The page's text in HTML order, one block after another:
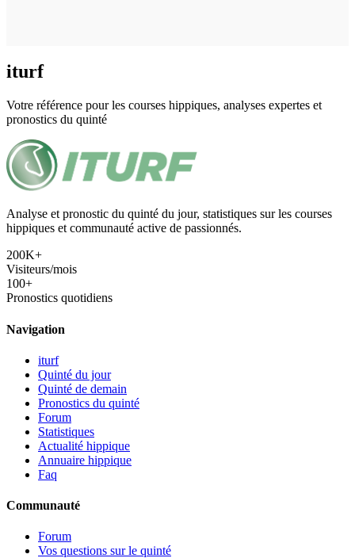
iturf
Votre référence pour les courses hippiques, analyses expertes et
pronostics du quinté
Analyse et pronostic du quinté du jour, statistiques sur les courses
hippiques et communauté active de passionnés.
200K+
Visiteurs/mois
100+
Pronostics quotidiens
Navigation
iturf
Quinté du jour
Quinté de demain
Pronostics du quinté
Forum
Statistiques
Actualité hippique
Annuaire hippique
Faq
Communauté
Forum
Vos questions sur le quinté